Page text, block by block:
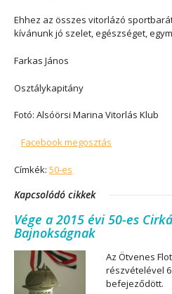
Ehhez az összes vitorlázó
kívánunk jó szelet, egészséget,
Farkas János
Osztálykapitány
Fotó: Alsóörsi Marina Vitorlás Klub
Facebook megosztás
Címkék: 50-es
Kapcsolódó cikkek
Vége a 2015 évi 50-es
Bajnokságnak
Az Ötvenes
részvételével
befejeződött.